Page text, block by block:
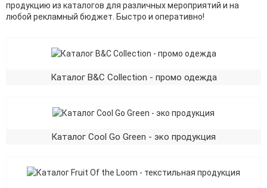
продукцию из каталогов для различных мероприятий и на
любой рекламный бюджет. Быстро и оперативно!
Каталог B&C Collection - промо одежда
Каталог Cool Go Green - эко продукция